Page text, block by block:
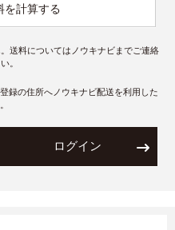
を計算する
送料についてはノウキナビまでご連絡
。
録の住所へノウキナビ配送を利用した
ログイン